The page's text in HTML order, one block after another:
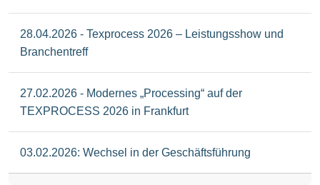
28.04.2026 - Texprocess 2026 – Leistungsshow und
Branchentreff
27.02.2026 - Modernes „Processing“ auf der
TEXPROCESS 2026 in Frankfurt
03.02.2026: Wechsel in der Geschäftsführung